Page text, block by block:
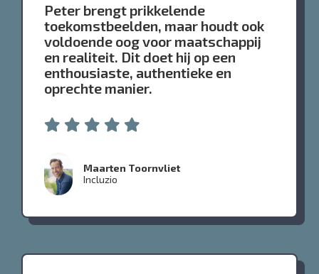
Peter brengt prikkelende
toekomstbeelden, maar houdt ook
voldoende oog voor maatschappij
en realiteit. Dit doet hij op een
enthousiaste, authentieke en
oprechte manier.
Maarten Toornvliet
Incluzio